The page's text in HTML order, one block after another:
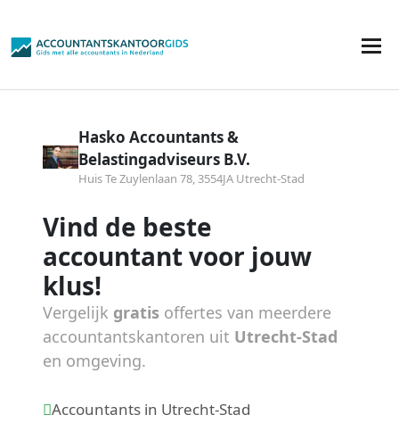
Hasko Accountants &
Belastingadviseurs B.V.
Huis Te Zuylenlaan 78, 3554JA Utrecht-Stad
Vind de beste
accountant voor jouw
klus!
Vergelijk gratis offertes van meerdere
accountantskantoren uit Utrecht-Stad
en omgeving.
Accountants in Utrecht-Stad